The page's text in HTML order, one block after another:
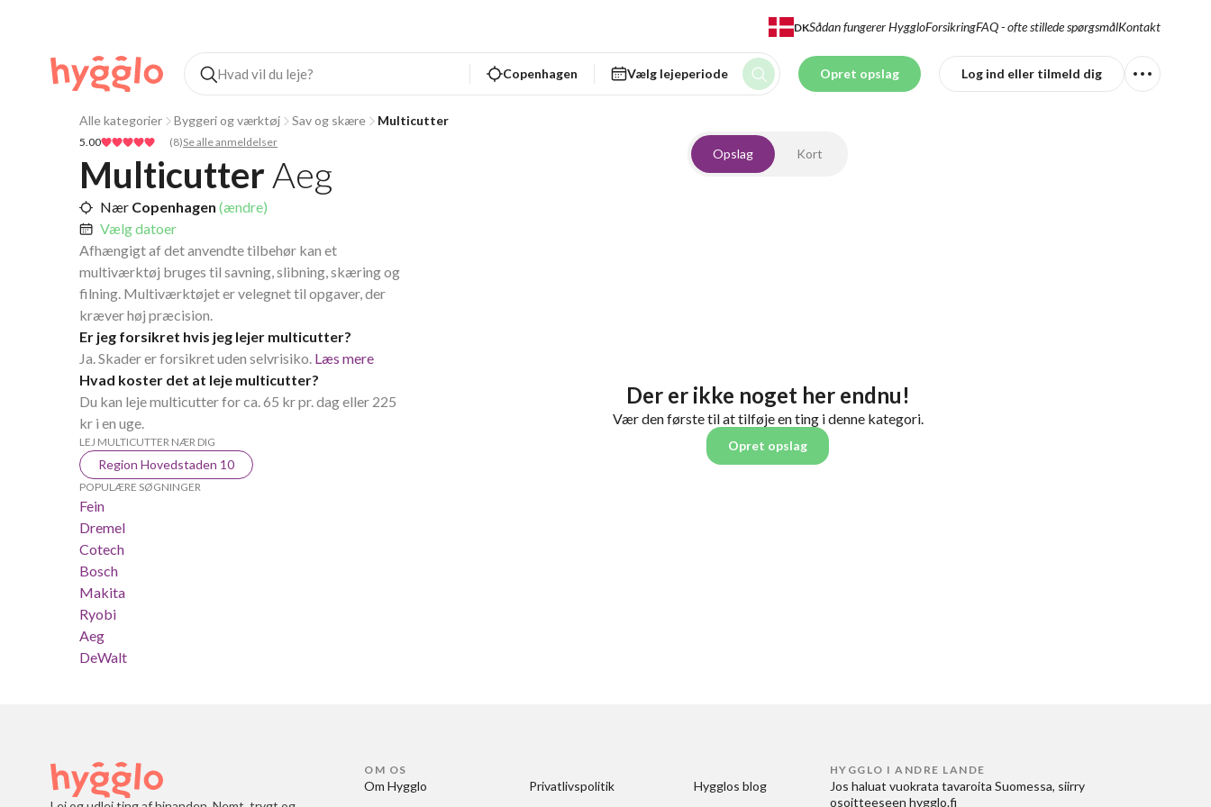
DKSådan fungerer HyggloForsikringFAQ - ofte stillede spørgsmålKontakt
Copenhagen Vælg lejeperiode Opret opslag Log ind eller tilmeld dig
Alle kategorier Byggeri og værktøj Sav og skære Multicutter
5.00 (8)Se alle anmeldelser
MulticutterAeg
Nær Copenhagen (ændre)
Vælg datoer
Afhængigt af det anvendte tilbehør kan et
multiværktøj bruges til savning, slibning, skæring og
filning. Multiværktøjet er velegnet til opgaver, der
kræver høj præcision.
Er jeg forsikret hvis jeg lejer multicutter?
Ja. Skader er forsikret uden selvrisiko. Læs mere
Hvad koster det at leje multicutter?
Du kan leje multicutter for ca. 65 kr pr. dag eller 225
kr i en uge.
LEJ MULTICUTTER NÆR DIG
Region Hovedstaden 10
POPULÆRE SØGNINGER
Fein
Dremel
Cotech
Bosch
Makita
Ryobi
Aeg
DeWalt
Opslag Kort
Der er ikke noget her endnu!
Vær den første til at tilføje en ting i denne kategori.
Opret opslag
OM OS
Om Hygglo
Privatlivspolitik
Hygglos blog
HYGGLO I ANDRE LANDE
Jos haluat vuokrata tavaroita Suomessa, siirry
osoitteeseen hygglo.fi